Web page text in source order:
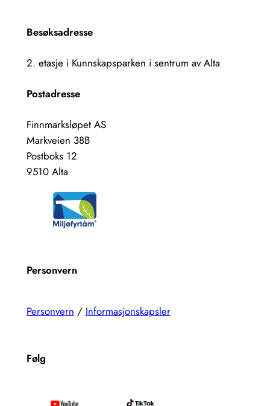
Besøksadresse
2. etasje i Kunnskapsparken i sentrum av Alta
Postadresse
Finnmarksløpet AS
Markveien 38B
Postboks 12
9510 Alta
Personvern
Personvern / Informasjonskapsler
Følg